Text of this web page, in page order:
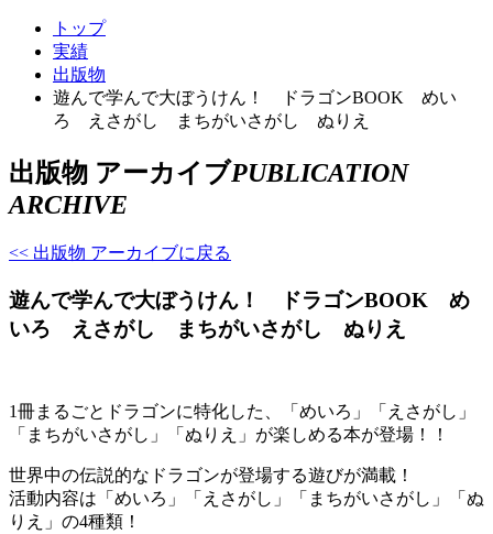
トップ
実績
出版物
遊んで学んで大ぼうけん！ ドラゴンBOOK めい
ろ えさがし まちがいさがし ぬりえ
出版物 アーカイブPUBLICATION
ARCHIVE
<< 出版物 アーカイブに戻る
遊んで学んで大ぼうけん！ ドラゴンBOOK め
いろ えさがし まちがいさがし ぬりえ
1冊まるごとドラゴンに特化した、「めいろ」「えさがし」
「まちがいさがし」「ぬりえ」が楽しめる本が登場！！
世界中の伝説的なドラゴンが登場する遊びが満載！
活動内容は「めいろ」「えさがし」「まちがいさがし」「ぬ
りえ」の4種類！